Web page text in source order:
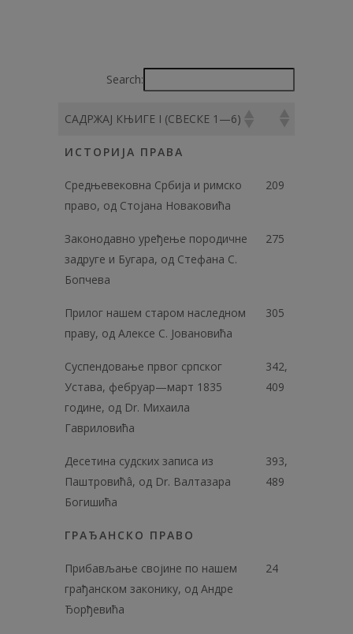
Search:
САДРЖАЈ КЊИГЕ I (СВЕСКЕ 1—6)
ИСТОРИЈА ПРАВА
Средњевековна Србија и римско
право, од Стојана Новаковићa
209
Законодавно уређење породичне
задруге и Бугара, од Стефана С.
Бопчева
275
Прилог нашем старом наследном
праву, од Алексе С. Јовановића
305
Суспендовање првог српског
Устава, фебруар—март 1835
године, од Dr. Михаила
Гавриловића
342,
409
Десетина судских записа из
Паштровићâ, од Dr. Валтазара
Богишића
393,
489
ГРАЂАНСКО ПРАВО
Прибављање својине по нашем
грађанском законику, од Андре
Ђорђевића
24